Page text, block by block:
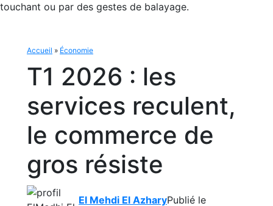
touchant ou par des gestes de balayage.
Accueil » Économie
T1 2026 : les
services reculent,
le commerce de
gros résiste
El Mehdi El AzharyPublié le